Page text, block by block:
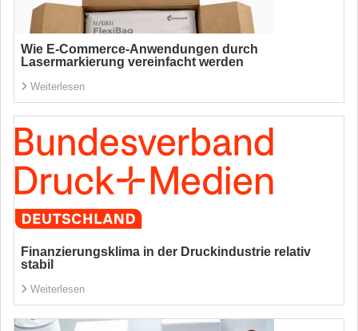
Wie E-Commerce-Anwendungen durch
Lasermarkierung vereinfacht werden
Weiterlesen
Finanzierungsklima in der Druckindustrie relativ
stabil
Weiterlesen